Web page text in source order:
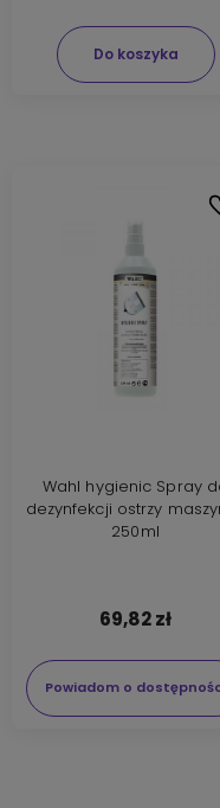
Do koszyka
Wahl hygienic Spray
dezynfekcji ostrzy
250ml
69,82 zł
Powiadom o